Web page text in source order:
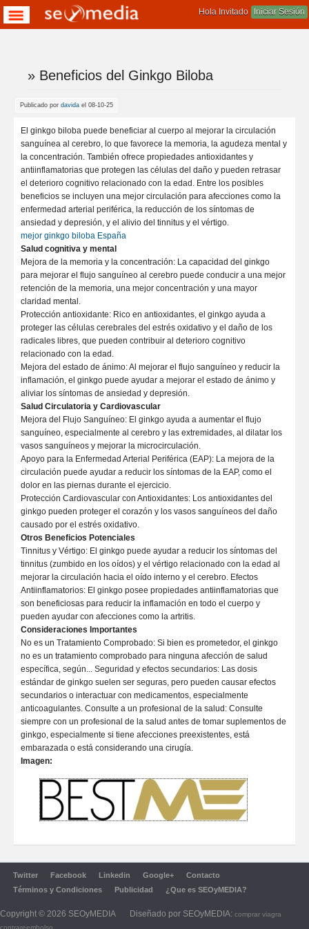
Iniciar Sesión
Hola Invitado
Te encuentras aqui
» Beneficios del Ginkgo Biloba
Publicado por davida el 08-10-25
El ginkgo biloba puede beneficiar al cuerpo al mejorar la circulación
sanguínea al cerebro, lo que favorece la memoria, la agudeza mental y
la concentración. También ofrece propiedades antioxidantes y
antiinflamatorias que protegen las células del daño y pueden retrasar
el deterioro cognitivo relacionado con la edad. Entre los posibles
beneficios se incluyen una mejor circulación para afecciones como la
enfermedad arterial periférica, la reducción de los síntomas de
ansiedad y depresión, y el alivio del tinnitus y el vértigo.
mejor ginkgo biloba España
Salud cognitiva y mental
Mejora de la memoria y la concentración: La capacidad del ginkgo
para mejorar el flujo sanguíneo al cerebro puede conducir a una mejor
retención de la memoria, una mejor concentración y una mayor
claridad mental.
Protección antioxidante: Rico en antioxidantes, el ginkgo ayuda a
proteger las células cerebrales del estrés oxidativo y el daño de los
radicales libres, que pueden contribuir al deterioro cognitivo
relacionado con la edad.
Mejora del estado de ánimo: Al mejorar el flujo sanguíneo y reducir la
inflamación, el ginkgo puede ayudar a mejorar el estado de ánimo y
aliviar los síntomas de ansiedad y depresión.
Salud Circulatoria y Cardiovascular
Mejora del Flujo Sanguíneo: El ginkgo ayuda a aumentar el flujo
sanguíneo, especialmente al cerebro y las extremidades, al dilatar los
vasos sanguíneos y mejorar la microcirculación.
Apoyo para la Enfermedad Arterial Periférica (EAP): La mejora de la
circulación puede ayudar a reducir los síntomas de la EAP, como el
dolor en las piernas durante el ejercicio.
Protección Cardiovascular con Antioxidantes: Los antioxidantes del
ginkgo pueden proteger el corazón y los vasos sanguíneos del daño
causado por el estrés oxidativo.
Otros Beneficios Potenciales
Tinnitus y Vértigo: El ginkgo puede ayudar a reducir los síntomas del
tinnitus (zumbido en los oídos) y el vértigo relacionado con la edad al
mejorar la circulación hacia el oído interno y el cerebro. Efectos
Antiinflamatorios: El ginkgo posee propiedades antiinflamatorias que
son beneficiosas para reducir la inflamación en todo el cuerpo y
pueden ayudar con afecciones como la artritis.
Consideraciones Importantes
No es un Tratamiento Comprobado: Si bien es prometedor, el ginkgo
no es un tratamiento comprobado para ninguna afección de salud
específica, según... Seguridad y efectos secundarios: Las dosis
estándar de ginkgo suelen ser seguras, pero pueden causar efectos
secundarios o interactuar con medicamentos, especialmente
anticoagulantes. Consulte a un profesional de la salud: Consulte
siempre con un profesional de la salud antes de tomar suplementos de
ginkgo, especialmente si tiene afecciones preexistentes, está
embarazada o está considerando una cirugía.
Imagen:
Twitter Facebook Linkedin Google+
Contacto
Términos y Condiciones
Publicidad ¿Que es SEOyMEDIA?
Copyright © 2026 SEOyMEDIA Diseñado por SEOyMEDIA: comprar viagra